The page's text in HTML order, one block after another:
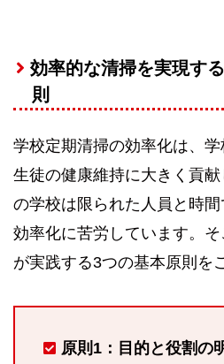
効率的な清掃を実現す
則
学校定期清掃の効率化は、
生徒の健康維持に大きく貢
の学校は限られた人員と時間
効率化に苦労しています。
が実践する3つの基本原則を
原則1：目的と役割の